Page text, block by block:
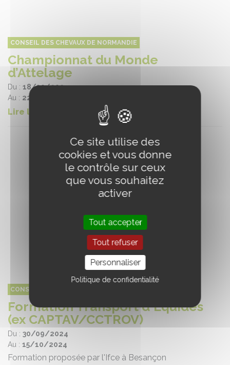
CONSEIL DES CHEVAUX DE NORMANDIE
Championnat du Monde
d’Attelage
Du : 18/09/2024
Au : 22/10/2024
Lire la suite
CONSEIL DU CHEVAL BOURGOGNE FRANCHE-COMTÉ
Formation Transport d'Equidés
(ex CAPTAV/CCTROV)
Du : 30/09/2024
Au : 15/10/2024
Formation proposée par l'Ifce à Besançon
Ce site utilise des
cookies et vous donne
le contrôle sur ceux
que vous souhaitez
activer
Tout accepter
Tout refuser
Personnaliser
Politique de confidentialité